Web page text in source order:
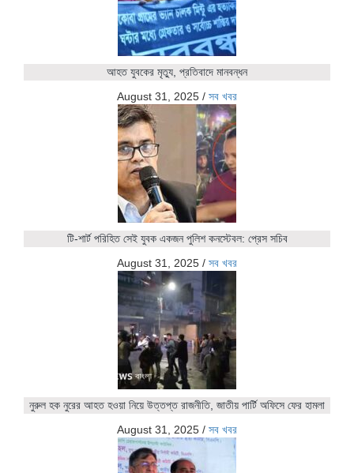
আহত যুবকের মৃত্যু, প্রতিবাদে মানবন্ধন
August 31, 2025 / সব খবর
টি-শার্ট পরিহিত সেই যুবক একজন পুলিশ কনস্টেবল: প্রেস সচিব
August 31, 2025 / সব খবর
নুরুল হক নুরের আহত হওয়া নিয়ে উত্তপ্ত রাজনীতি, জাতীয় পার্টি অফিসে ফের হামলা
August 31, 2025 / সব খবর